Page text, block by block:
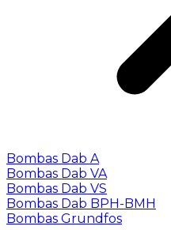
Bombas Dab A
Bombas Dab VA
Bombas Dab VS
Bombas Dab BPH-BMH
Bombas Grundfos